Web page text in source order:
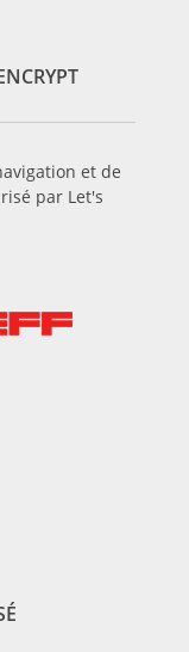
le Merlot Noir, le
et le Sémillon
sont également
du Médoc, le
du vignoble
ou le Lafite-
Microclimat, sols
sauvignon est
dans la
depuis quelques
donnent une
afin de
qui fait que le vin
et de
par Let's